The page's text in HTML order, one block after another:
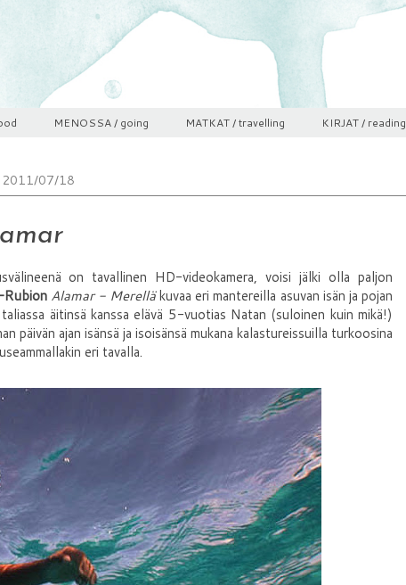
MENOSSA / going MATKAT / travelling KIRJAT / reading
2011/07/18
on tavallinen HD-videokamera, voisi jälki olla paljon
Alamar - Merelläkuvaa eri mantereilla asuvan isän ja pojan
äitinsä kanssa elävä 5-vuotias Natan (suloinen kuin mikä!)
päivän ajan isänsä ja isoisänsä mukana kalastureissuilla turkoosina
eri tavalla.